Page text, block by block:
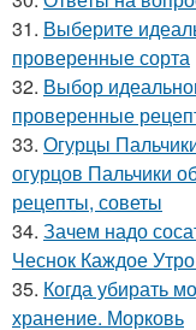
31. Выберите
проверенные сорта
32. Выбор
проверенные
33. Огурцы
огурцов Пальчики
рецепты, советы
34. Зачем надо
Чеснок Каждое
35. Когда убирать
хранение. Морковь